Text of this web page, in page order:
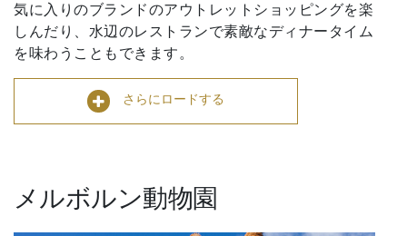
気に入りのブランドのアウトレットショッピングを楽
しんだり、水辺のレストランで素敵なディナータイム
を味わうこともできます。
さらにロードする
メルボルン動物園